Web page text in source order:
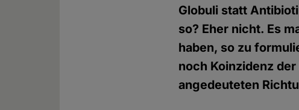
Globuli statt
so? Eher nicht. Es
haben, so zu
noch Koinzidenz
angedeuteten